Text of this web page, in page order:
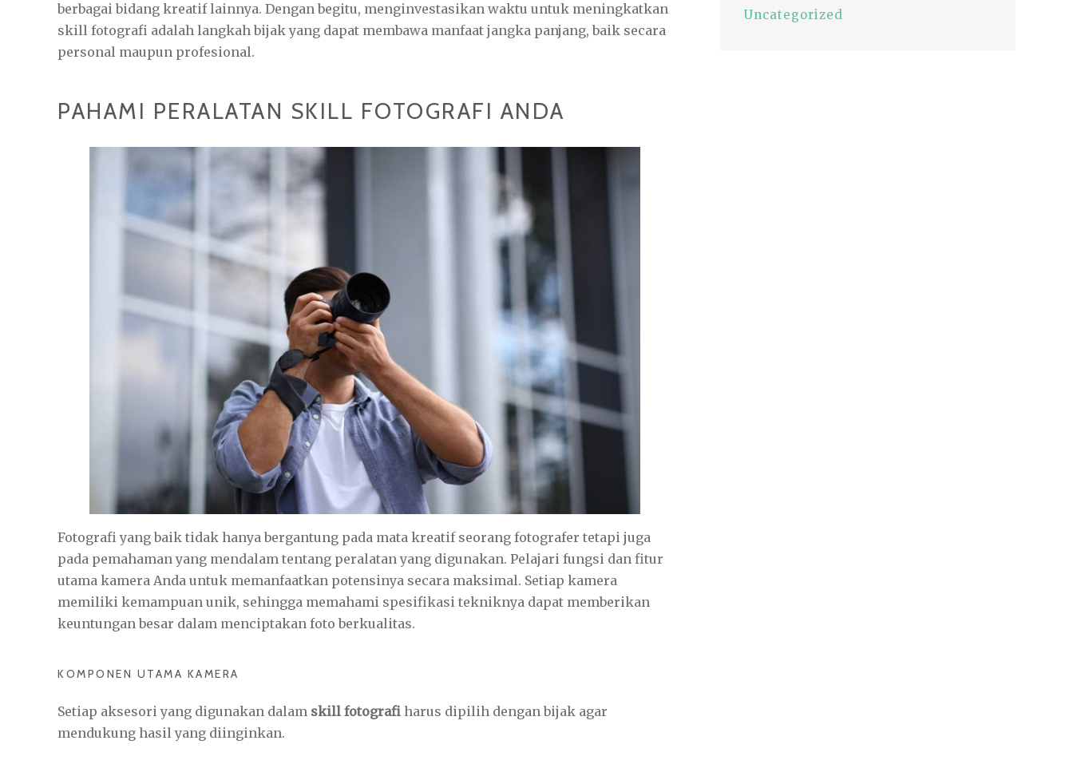
berbagai bidang kreatif lainnya. Dengan begitu, menginvestasikan waktu untuk meningkatkan
skill fotografi adalah langkah bijak yang dapat membawa manfaat jangka panjang, baik secara
personal maupun profesional.
PAHAMI PERALATAN SKILL FOTOGRAFI ANDA
Fotografi yang baik tidak hanya bergantung pada mata kreatif seorang fotografer tetapi juga
pada pemahaman yang mendalam tentang peralatan yang digunakan. Pelajari fungsi dan fitur
utama kamera Anda untuk memanfaatkan potensinya secara maksimal. Setiap kamera
memiliki kemampuan unik, sehingga memahami spesifikasi tekniknya dapat memberikan
keuntungan besar dalam menciptakan foto berkualitas.
KOMPONEN UTAMA KAMERA
Setiap aksesori yang digunakan dalam skill fotografi harus dipilih dengan bijak agar
mendukung hasil yang diinginkan.
Uncategorized